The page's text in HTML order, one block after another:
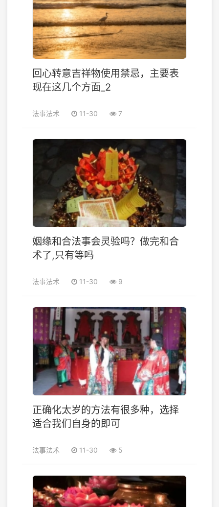
回心转意吉祥物使用禁忌，主要表
现在这几个方面_2
法事法术 11-30 7
姻缘和合法事会灵验吗？做完和合
术了,只有等吗
法事法术 11-30 9
正确化太岁的方法有很多种，选择
适合我们自身的即可
法事法术 11-30 5